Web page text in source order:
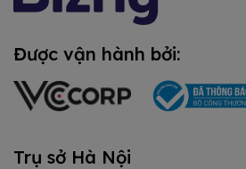
Được vận hành bởi:
Trụ sở Hà Nội